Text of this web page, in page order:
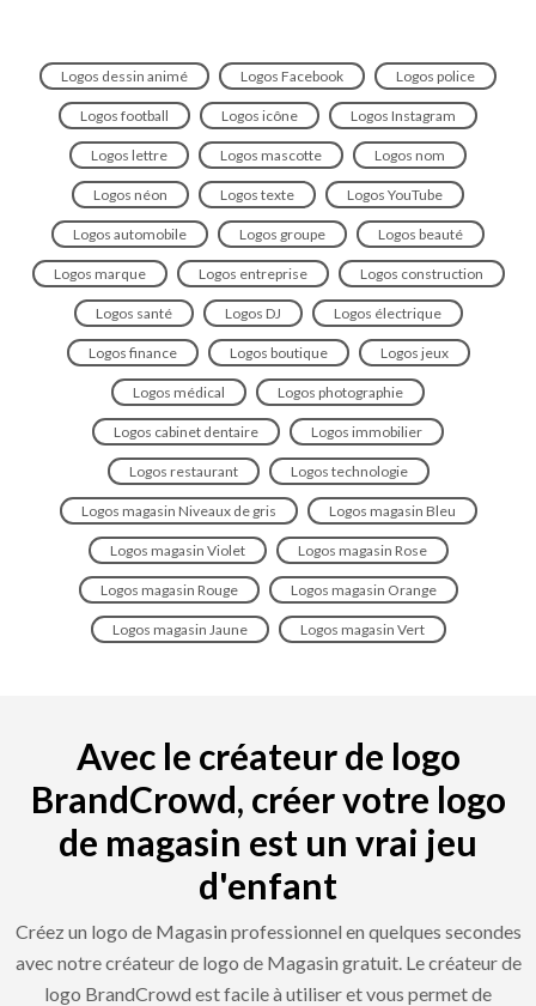
Logos dessin animé Logos Facebook Logos police
Logos football Logos icône Logos Instagram
Logos lettre Logos mascotte Logos nom
Logos néon Logos texte Logos YouTube
Logos automobile Logos groupe Logos beauté
Logos marque Logos entreprise Logos construction
Logos santé Logos DJ Logos électrique
Logos finance Logos boutique Logos jeux
Logos médical Logos photographie
Logos cabinet dentaire Logos immobilier
Logos restaurant Logos technologie
Logos magasin Niveaux de gris Logos magasin Bleu
Logos magasin Violet Logos magasin Rose
Logos magasin Rouge Logos magasin Orange
Logos magasin Jaune Logos magasin Vert
Avec le créateur de logo
BrandCrowd, créer votre logo
de magasin est un vrai jeu
d'enfant
Créez un logo de Magasin professionnel en quelques secondes
avec notre créateur de logo de Magasin gratuit. Le créateur de
logo BrandCrowd est facile à utiliser et vous permet de